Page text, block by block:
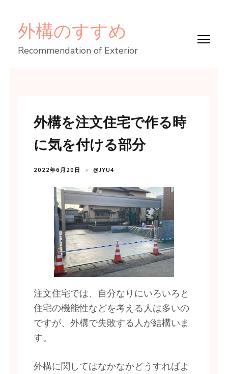
ン
テ
(Enter
外構のすすめ
Recommendation of Exterior
外構を注文住宅で作る時
に気を付ける部分
2022年6月20日 @JYU4
注文住宅では、自分なりにいろいろと
住宅の機能性などを考える人は多いの
ですが、外構で失敗する人が結構いま
す。
外構に関してはなかなかどうすればよ